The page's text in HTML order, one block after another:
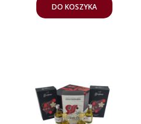
DO KOSZYKA